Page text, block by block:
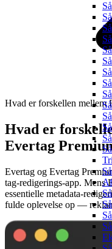
Hvad er forskellen mellem
Hvad er
Evertag
Evertag og Evertag
tag-redigerings-app. Mens
essentielle metadata-
fulde oplevelse op —